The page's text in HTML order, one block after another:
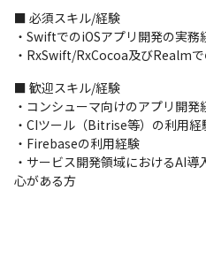
高機能なアプリを持続して開発し
する。
＜入社後の業務内容＞
■マンガBANG iOS の機能開発/テ
Git-flowに則ってBANG iOSの新
改修を行っていただきます。
実装後は実機でのテストを行い、
Release Monitoringでリリース
す。
■ 必須スキル/経験
・SwiftでのiOSアプリ開発の実務
・RxSwift/RxCocoa及びRealm
■ 歓迎スキル/経験
・コンシューマ向けのアプリ開発
・CIツール（Bitrise等）の利用経
・Firebaseの利用経験
・サービス開発領域におけるAI
心がある方